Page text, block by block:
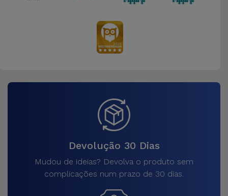
Devolução 30 Dias
Mudou de ideias? Devolva o produto sem
complicações num prazo de 30 dias.